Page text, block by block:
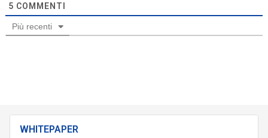
5 COMMENTI
Più recenti
WHITEPAPER